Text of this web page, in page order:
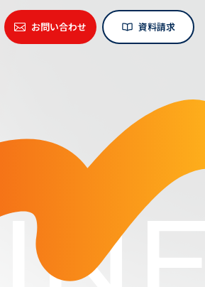
お問い合わせ 資料請求